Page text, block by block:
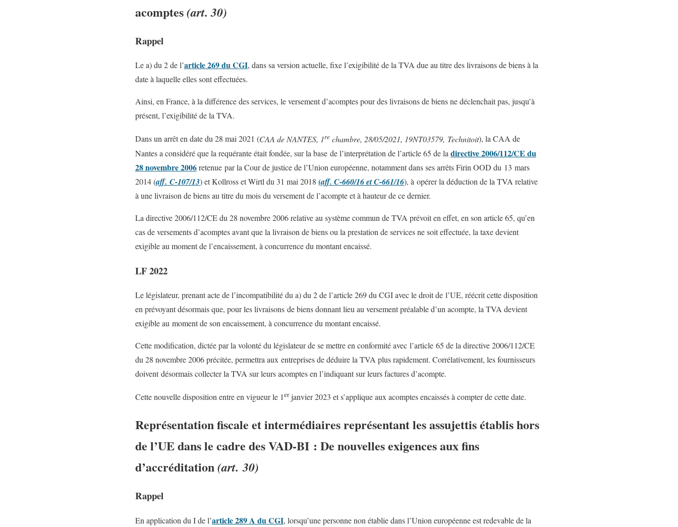
acomptes(art. 30)
Rappel
Le a) du 2 de l’article 269 du CGI, dans sa version actuelle, fixe l’exigibilité de la TVA due au titre des livraisons de biens à la
date à laquelle elles sont effectuées.
Ainsi, en France, à la différence des services, le versement d’acomptes pour des livraisons de biens ne déclenchait pas, jusqu’à
présent, l’exigibilité de la TVA.
Dans un arrêt en date du 28 mai 2021 (CAA de NANTES, 1re chambre, 28/05/2021, 19NT03579, Technitoit), la CAA de
Nantes a considéré que la requérante était fondée, sur la base de l’interprétation de l’article 65 de la directive 2006/112/CE du
28 novembre 2006retenue par la Cour de justice de l’Union européenne, notamment dans ses arrêts Firin OOD du 13 mars
2014 (aff. C-107/13) et Kollross et Wirtl du 31 mai 2018 (aff. C-660/16 et C-661/16), à opérer la déduction de la TVA relative
à une livraison de biens au titre du mois du versement de l’acompte et à hauteur de ce dernier.
La directive 2006/112/CE du 28 novembre 2006 relative au système commun de TVA prévoit en effet, en son article 65, qu’en
cas de versements d’acomptes avant que la livraison de biens ou la prestation de services ne soit effectuée, la taxe devient
exigible au moment de l’encaissement, à concurrence du montant encaissé.
LF 2022
Le législateur, prenant acte de l’incompatibilité du a) du 2 de l’article 269 du CGI avec le droit de l’UE, réécrit cette disposition
en prévoyant désormais que, pour les livraisons de biens donnant lieu au versement préalable d’un acompte, la TVA devient
exigible au moment de son encaissement, à concurrence du montant encaissé.
Cette modification, dictée par la volonté du législateur de se mettre en conformité avec l’article 65 de la directive 2006/112/CE
du 28 novembre 2006 précitée, permettra aux entreprises de déduire la TVA plus rapidement. Corrélativement, les fournisseurs
doivent désormais collecter la TVA sur leurs acomptes en l’indiquant sur leurs factures d’acompte.
Cette nouvelle disposition entre en vigueur le 1erjanvier 2023 et s’applique aux acomptes encaissés à compter de cette date.
Représentation fiscale et intermédiaires représentant les assujettis établis hors
de l’UE dans le cadre des VAD-BI : De nouvelles exigences aux fins
d’accréditation(art. 30)
Rappel
En application du I de l’article 289 A du CGI, lorsqu’une personne non établie dans l’Union européenne est redevable de la